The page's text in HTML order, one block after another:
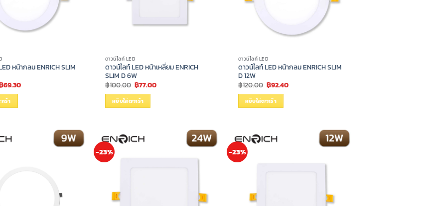
หน้ากลม ENRICH SLIM
90.00.
69.30Current
ร้า
ดาวน์ไลท์ LED
ดาวน์ไลท์ LED หน้าเหลี่ยม ENRICH
SLIM D 6W
฿100.00 Original
price
was:
฿100.00.
฿77.00Current
price
หยิบใส่ตะกร้า
ดาวน์ไลท์ LED
ดาวน์ไลท์ LED หน้ากลม ENRICH SLIM
D 12W
฿120.00 Original
price
was:
฿120.00.
฿92.40Current
price
หยิบใส่ตะกร้า
-23% -23%